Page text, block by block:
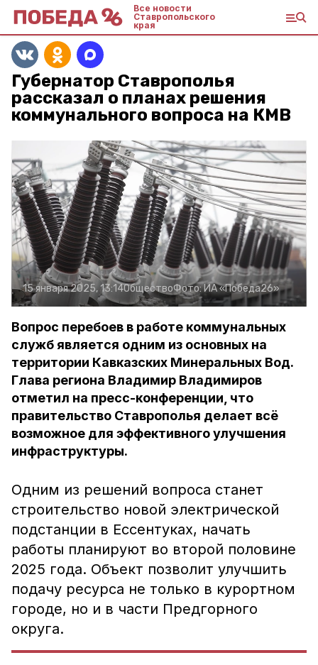
Все новости
Ставропольского
края
Губернатор Ставрополья
рассказал о планах решения
коммунального вопроса на КМВ
15 января 2025, 13:14ОбществоФото:ИА «Победа26»
Вопрос перебоев в работе коммунальных
служб является одним из основных на
территории Кавказских Минеральных Вод.
Глава региона Владимир Владимиров
отметил на пресс-конференции, что
правительство Ставрополья делает всё
возможное для эффективного улучшения
инфраструктуры.
Одним из решений вопроса станет
строительство новой электрической
подстанции в Ессентуках, начать
работы планируют во второй половине
2025 года. Объект позволит улучшить
подачу ресурса не только в курортном
городе, но и в части Предгорного
округа.